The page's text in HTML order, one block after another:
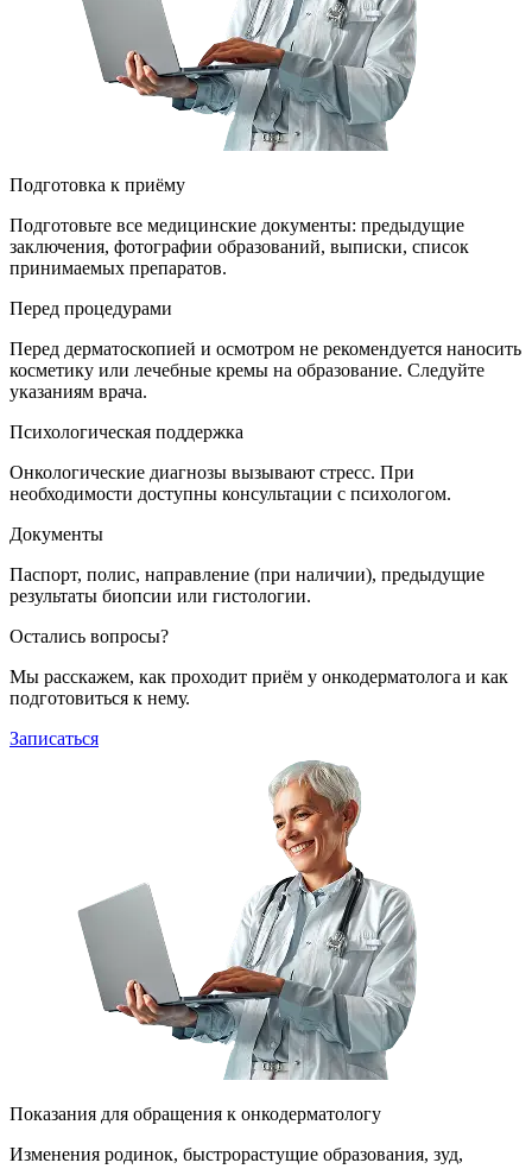
Подготовка к приёму
Подготовьте все медицинские документы: предыдущие
заключения, фотографии образований, выписки, список
принимаемых препаратов.
Перед процедурами
Перед дерматоскопией и осмотром не рекомендуется наносить
косметику или лечебные кремы на образование. Следуйте
указаниям врача.
Психологическая поддержка
Онкологические диагнозы вызывают стресс. При
необходимости доступны консультации с психологом.
Документы
Паспорт, полис, направление (при наличии), предыдущие
результаты биопсии или гистологии.
Остались вопросы?
Мы расскажем, как проходит приём у онкодерматолога и как
подготовиться к нему.
Записаться
Показания для обращения к онкодерматологу
Изменения родинок, быстрорастущие образования, зуд,